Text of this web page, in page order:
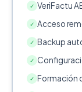
✓ VeriFactu
✓ Acceso
✓ Backup
✓
✓ Formación